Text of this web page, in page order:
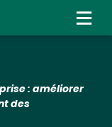
: améliorer
des